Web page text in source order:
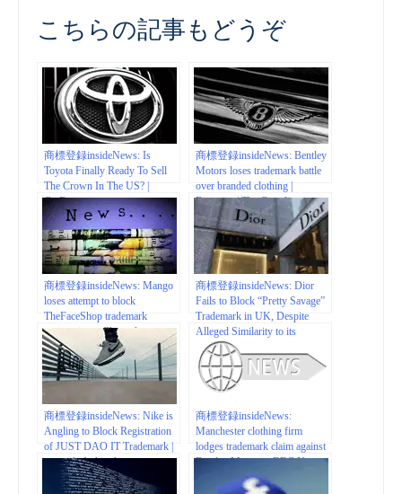
こちらの記事もどうぞ
商標登録insideNews: Is
Toyota Finally Ready To Sell
The Crown In The US? |
CarBuzz
商標登録insideNews: Bentley
Motors loses trademark battle
over branded clothing |
Business | The Guardian
商標登録insideNews: Mango
loses attempt to block
TheFaceShop trademark
registration – Channel
NewsAsia
商標登録insideNews: Dior
Fails to Block “Pretty Savage”
Trademark in UK, Despite
Alleged Similarity to its
“Sauvage” Mark | The Fashion
Law
商標登録insideNews: Nike is
Angling to Block Registration
of JUST DAO IT Trademark |
www.thefashionlaw.com
商標登録insideNews:
Manchester clothing firm
lodges trademark claim against
Bentley Motors – BBC News